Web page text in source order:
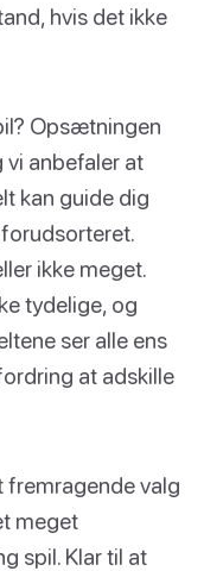
hvis det ikke
Opsætningen
anbefaler at
kan guide dig
ikke meget.
tydelige, og
ser alle ens
at adskille
fremragende valg
meget
spil. Klar til at